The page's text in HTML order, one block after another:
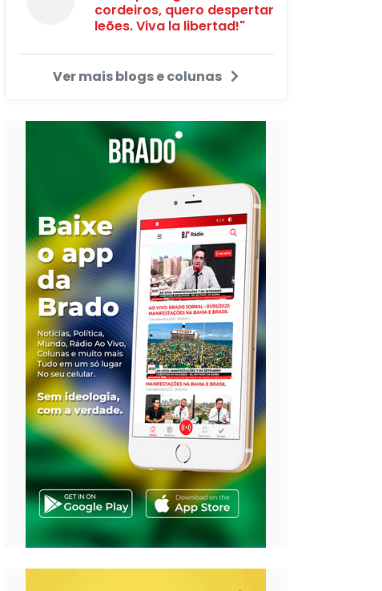
cordeiros, quero despertar
leões. Viva la libertad!"
Ver mais blogs e colunas